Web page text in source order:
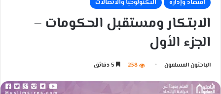
اقتصاد وإدارة التكنولوجيا والاتصالات
الابتكار ومستقبل الحكومات –
الجزء الأول
الباحثون المسلمون 238